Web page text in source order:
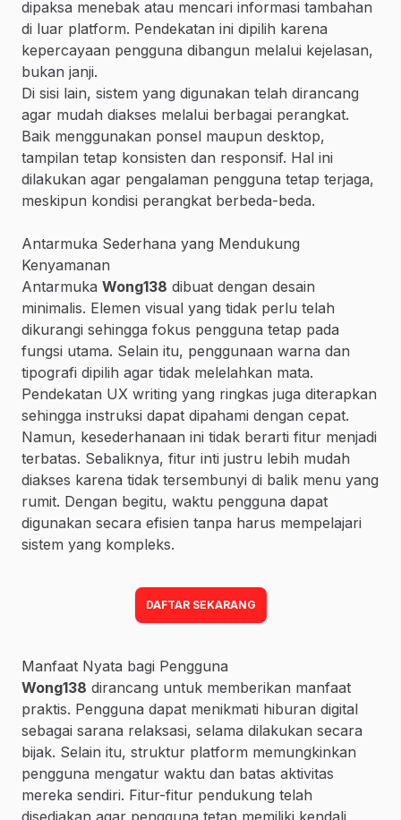
dipaksa menebak atau mencari informasi tambahan
di luar platform. Pendekatan ini dipilih karena
kepercayaan pengguna dibangun melalui kejelasan,
bukan janji.
Di sisi lain, sistem yang digunakan telah dirancang
agar mudah diakses melalui berbagai perangkat.
Baik menggunakan ponsel maupun desktop,
tampilan tetap konsisten dan responsif. Hal ini
dilakukan agar pengalaman pengguna tetap terjaga,
meskipun kondisi perangkat berbeda-beda.
Antarmuka Sederhana yang Mendukung
Kenyamanan
Antarmuka Wong138 dibuat dengan desain
minimalis. Elemen visual yang tidak perlu telah
dikurangi sehingga fokus pengguna tetap pada
fungsi utama. Selain itu, penggunaan warna dan
tipografi dipilih agar tidak melelahkan mata.
Pendekatan UX writing yang ringkas juga diterapkan
sehingga instruksi dapat dipahami dengan cepat.
Namun, kesederhanaan ini tidak berarti fitur menjadi
terbatas. Sebaliknya, fitur inti justru lebih mudah
diakses karena tidak tersembunyi di balik menu yang
rumit. Dengan begitu, waktu pengguna dapat
digunakan secara efisien tanpa harus mempelajari
sistem yang kompleks.
DAFTAR SEKARANG
Manfaat Nyata bagi Pengguna
Wong138 dirancang untuk memberikan manfaat
praktis. Pengguna dapat menikmati hiburan digital
sebagai sarana relaksasi, selama dilakukan secara
bijak. Selain itu, struktur platform memungkinkan
pengguna mengatur waktu dan batas aktivitas
mereka sendiri. Fitur-fitur pendukung telah
disediakan agar pengguna tetap memiliki kendali